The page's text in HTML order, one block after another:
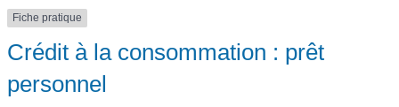
Fiche pratique
Crédit à la consommation : prêt
personnel